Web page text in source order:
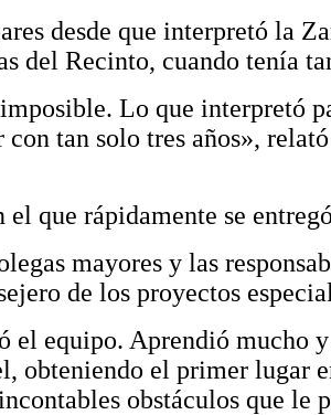
desde que interpretó la
del Recinto, cuando tenía
Lo que interpretó
tan solo tres años»,
que rápidamente se
mayores y las
de los proyectos
equipo. Aprendió mucho
obteniendo el primer lugar
obstáculos que le